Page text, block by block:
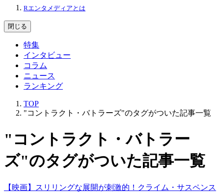
Rエンタメディアとは
閉じる
特集
インタビュー
コラム
ニュース
ランキング
TOP
"コントラクト・バトラーズ"のタグがついた記事一覧
"コントラクト・バトラー
ズ"のタグがついた記事一覧
【映画】スリリングな展開が刺激的！クライム・サスペンス